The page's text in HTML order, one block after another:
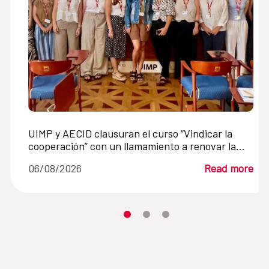
UIMP y AECID clausuran el curso “Vindicar la
cooperación” con un llamamiento a renovar la
06/08/2026 Read more
Moves the carousel to its element
Moves the carousel to its
Moves the carousel to its